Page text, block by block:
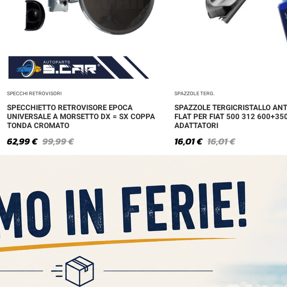
SPECCHI RETROVISORI
SPECCHIETTO RETROVISORE EPOCA
UNIVERSALE A MORSETTO DX = SX COPPA
TONDA CROMATO
99,99€
62,99€
SPAZZOLE TERG.
SPAZZOLE TERGICRISTALLO
FLAT PER FIAT 500 312
ADATTATORI
16,01€
16,01€
CONTATTI
assistenza@autoricambiscar.it